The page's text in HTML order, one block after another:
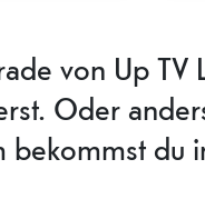
von Up
Oder
bekommst du